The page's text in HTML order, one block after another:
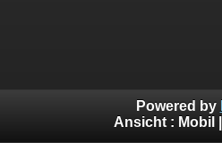
Powered by
Ansicht : Mobil